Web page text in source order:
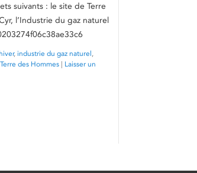
suivants : le site de Terre
l’Industrie du gaz naturel
, industrie du gaz naturel,
Terre des Hommes | Laisser un